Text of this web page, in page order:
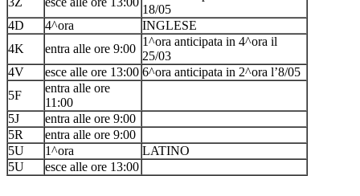
18/05
4D
4^ora
INGLESE
4K
entra alle ore 9:00
1^ora anticipata in 4^ora il
25/03
4V
esce alle ore 13:00 6^ora anticipata in 2^ora l’8/05
5F
entra alle ore
11:00
5J
entra alle ore 9:00
5R
entra alle ore 9:00
5U
1^ora
LATINO
5U
esce alle ore 13:00